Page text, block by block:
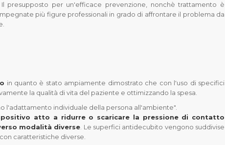
presupposto per un'efficace prevenzione, nonchè trattamento è
più figure professionali in grado di affrontare il problema da
in quanto è stato ampiamente dimostrato che con l'uso di specifici
la qualità di vita del paziente e ottimizzando la spesa.
l'adattamento individuale della persona all'ambiente".
atto a ridurre o scaricare la pressione di contatto
modalità diverse . Le superfici antidecubito vengono suddivise
caratteristiche diverse.